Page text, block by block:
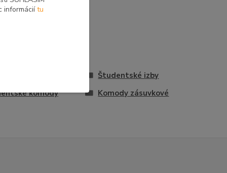
Študentské izby
komody Komody zásuvkové
informáciítu